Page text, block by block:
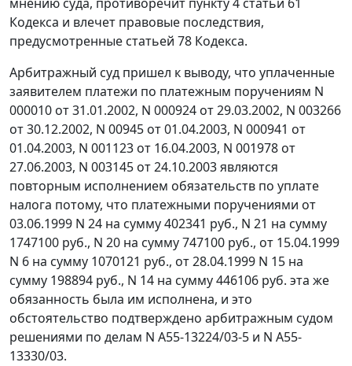
мнению суда, противоречит пункту 4 статьи 61
Кодекса и влечет правовые последствия,
предусмотренные статьей 78 Кодекса.
Арбитражный суд пришел к выводу, что уплаченные
заявителем платежи по платежным поручениям N
000010 от 31.01.2002, N 000924 от 29.03.2002, N 003266
от 30.12.2002, N 00945 от 01.04.2003, N 000941 от
01.04.2003, N 001123 от 16.04.2003, N 001978 от
27.06.2003, N 003145 от 24.10.2003 являются
повторным исполнением обязательств по уплате
налога потому, что платежными поручениями от
03.06.1999 N 24 на сумму 402341 руб., N 21 на сумму
1747100 руб., N 20 на сумму 747100 руб., от 15.04.1999
N 6 на сумму 1070121 руб., от 28.04.1999 N 15 на
сумму 198894 руб., N 14 на сумму 446106 руб. эта же
обязанность была им исполнена, и это
обстоятельство подтверждено арбитражным судом
решениями по делам N А55-13224/03-5 и N А55-
13330/03.